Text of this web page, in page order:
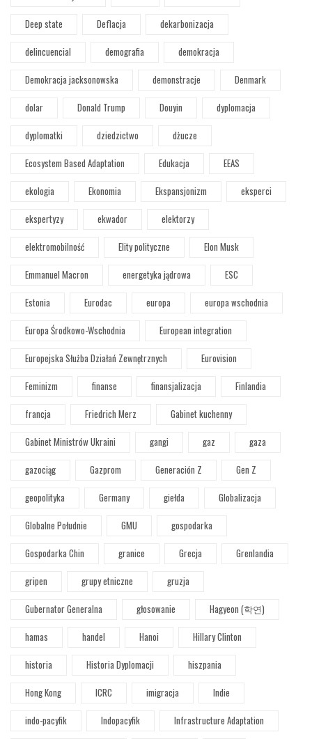
Deep state
Deflacja
dekarbonizacja
delincuencial
demografia
demokracja
Demokracja jacksonowska
demonstracje
Denmark
dolar
Donald Trump Douyin
dyplomacja
dyplomatki
dziedzictwo
dżucze
Ecosystem Based Adaptation
Edukacja
EEAS
ekologia
Ekonomia Ekspansjonizm
eksperci
ekspertyzy
ekwador
elektorzy
elektromobilność
Elity polityczne
Elon Musk
Emmanuel Macron
energetyka jądrowa
ESC
Estonia
Eurodac europa
europa wschodnia
Europa Środkowo-Wschodnia
European integration
Europejska Służba Działań Zewnętrznych
Eurovision
Feminizm
finanse finansjalizacja
Finlandia
francja
Friedrich Merz
Gabinet kuchenny
Gabinet Ministrów Ukraini
gangi gaz
gaza
gazociąg
Gazprom Generación Z
Gen Z
geopolityka
Germany giełda
Globalizacja
Globalne Południe
GMU
gospodarka
Gospodarka Chin
granice Grecja
Grenlandia
gripen
grupy etniczne
gruzja
Gubernator Generalna
głosowanie
Hagyeon (학연)
hamas
handel Hanoi
Hillary Clinton
historia
Historia Dyplomacji
hiszpania
Hong Kong
ICRC imigracja
Indie
indo-pacyfik
Indopacyfik
Infrastructure Adaptation